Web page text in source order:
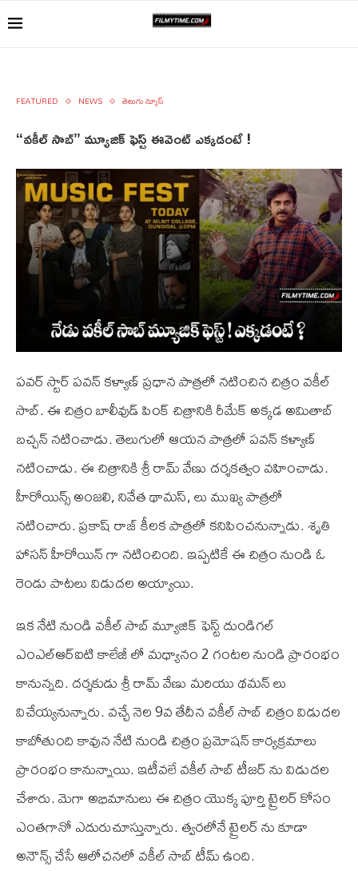
FEATURED NEWS తెలుగు న్యూస్
“వకీల్ సాబ్” మ్యూజిక్ ఫెస్ట్ ఈవెంట్ ఎక్కడంటే !
పవర్ స్టార్ పవన్ కళ్యాణ్ ప్రధాన పాత్రలో నటించిన చిత్రం వకీల్
సాబ్. ఈ చిత్రం బాలీవుడ్ పింక్ చిత్రానికి రీమేక్ అక్కడ అమితాబ్
బచ్చన్ నటించాడు. తెలుగులో ఆయన పాత్రలో పవన్ కళ్యాణ్
నటించాడు. ఈ చిత్రానికి శ్రీ రామ్ వేణు దర్శకత్వం వహించాడు.
హీరోయిన్స్ అంజలి, నివేత థామస్, లు ముఖ్య పాత్రలో
నటించారు. ప్రకాష్ రాజ్ కీలక పాత్రలో కనిపించనున్నాడు. శృతి
హాసన్ హీరోయిన్ గా నటించింది. ఇప్పటికే ఈ చిత్రం నుండి ఓ
రెండు పాటలు విడుదల అయ్యాయి.
ఇక నేటి నుండి వకీల్ సాబ్ మ్యూజిక్ ఫెస్ట్ దుండిగల్
ఎం‌ఎల్‌ఆర్‌ఐ‌టి కాలేజీ లో మధ్యానం 2 గంటల నుండి ప్రారంభం
కానున్నది. దర్శకుడు శ్రీ రామ్ వేణు మరియు థమన్ లు
విచేయ్యనున్నారు. వచ్చే నెల 9వ తేదీన వకీల్ సాబ్ చిత్రం విడుదల
కాబోతుంది కావున నేటి నుండి చిత్రం ప్రమోషన్ కార్యక్రమాలు
ప్రారంభం కానున్నాయి. ఇటీవలే వకీల్ సాబ్ టీజర్ ను విడుదల
చేశారు. మెగా అభిమానులు ఈ చిత్రం యొక్క పూర్తి ట్రైలర్ కోసం
ఎంతగానో ఎదురుచూస్తున్నారు. త్వరలోనే ట్రైలర్ ను కూడా
అనౌన్స్ చేసే ఆలోచనలో వకీల్ సాబ్ టీమ్ ఉంది.